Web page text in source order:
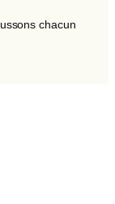
chacun